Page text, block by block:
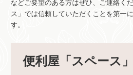
などご要望のある方はぜひ、ご連絡く
ス」では信頼していただくことを第一
す。
便利屋「スペース